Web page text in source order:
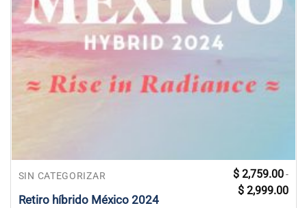
SIN CATEGORIZAR
Retiro híbrido México 2024
$ 2,759.00 -
$ 2,999.00de
Este
tiene